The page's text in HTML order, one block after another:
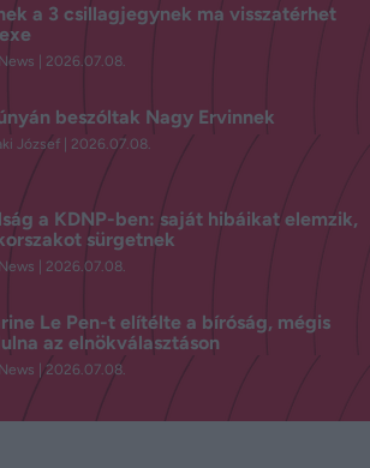
a 3 csillagjegynek ma visszatérhet
2026.07.08.
beszóltak Nagy Ervinnek
József 2026.07.08.
a KDNP-ben: saját hibáikat elemzik,
sürgetnek
2026.07.08.
Le Pen-t elítélte a bíróság, mégis
az elnökválasztáson
2026.07.08.